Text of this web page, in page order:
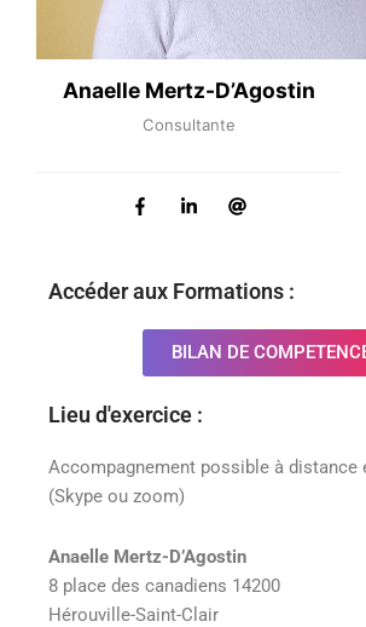
Anaelle Mertz-D’Agostin
Consultante
Accéder aux Formations :
BILAN DE
Lieu d'exercice :
Accompagnement possible à distance
(Skype ou zoom)
Anaelle Mertz-D’Agostin
8 place des canadiens 14200
Hérouville-Saint-Clair